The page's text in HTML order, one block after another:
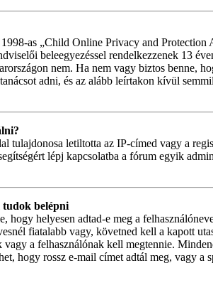
as „Child Online Privacy and
beleegyezéssel rendelkezzenek 13
nem. Ha nem vagy biztos benne,
adni, és az alább leírtakon kívül
tulajdonosa letiltotta az IP-címed vagy a
lépj kapcsolatba a fórum egyik
tudok belépni
hogy helyesen adtad-e meg a
fiatalabb vagy, követned kell a kapott
vagy a felhasználónak kell megtennie.
hogy rossz e-mail címet adtál meg, vagy